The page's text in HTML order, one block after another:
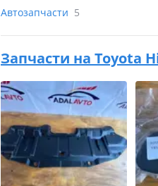
Автозапчасти 5
Запчасти на Toyota